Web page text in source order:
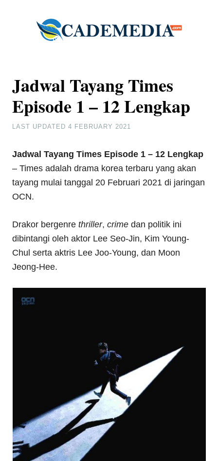
Jadwal Tayang Times
Episode 1 – 12 Lengkap
LAST UPDATED4 FEBRUARY 2021
Jadwal Tayang Times Episode 1 – 12 Lengkap
– Times adalah drama korea terbaru yang akan
tayang mulai tanggal 20 Februari 2021 di jaringan
OCN.
Drakor bergenrethriller,crimedan politik ini
dibintangi oleh aktor Lee Seo-Jin, Kim Young-
Chul serta aktris Lee Joo-Young, dan Moon
Jeong-Hee.